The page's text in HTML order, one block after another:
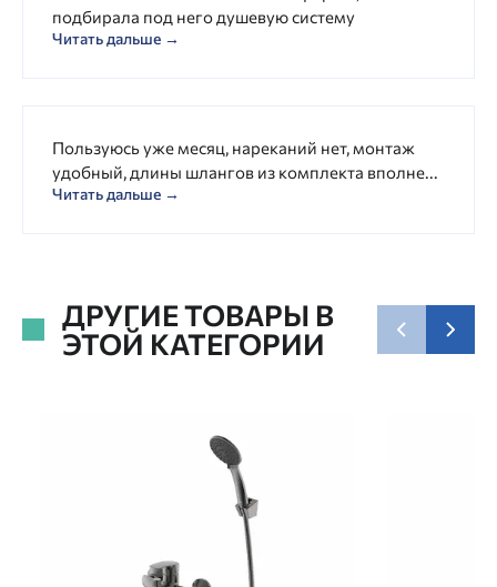
подбирала под него душевую систему
Читать дальше →
Пользуюсь уже месяц, нареканий нет, монтаж
удобный, длины шлангов из комплекта вполне...
Читать дальше →
ДРУГИЕ ТОВАРЫ В
ЭТОЙ КАТЕГОРИИ